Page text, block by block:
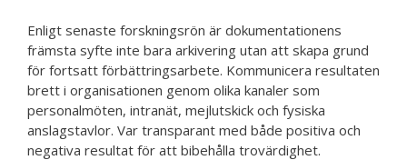
Enligt senaste forskningsrön är dokumentationens
främsta syfte inte bara arkivering utan att skapa grund
för fortsatt förbättringsarbete. Kommunicera resultaten
brett i organisationen genom olika kanaler som
personalmöten, intranät, mejlutskick och fysiska
anslagstavlor. Var transparant med både positiva och
negativa resultat för att bibehålla trovärdighet.